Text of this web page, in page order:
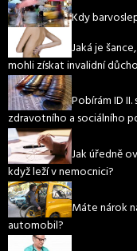
Kdy
Jaká je
mohli získat invalidní
Pobírám ID
zdravotního a sociálního
Jak úředně
když leží v nemocnici?
Máte nárok
automobil?